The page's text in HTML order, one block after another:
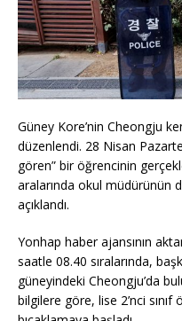
Güney Kore’nin Cheongju
düzenlendi. 28 Nisan
gören” bir öğrencinin
aralarında okul müdürünün
açıklandı.
Yonhap haber ajansının
saatle 08.40 sıralarında,
güneyindeki Cheongju’da
bilgilere göre, lise 2’nci sınıf